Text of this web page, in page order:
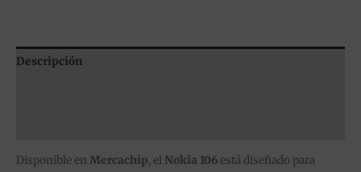
Descripción
Disponible en Mercachip, el Nokia 106 está diseñado para